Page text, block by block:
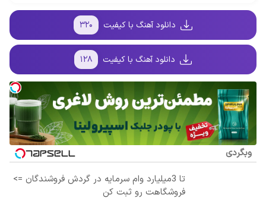
دانلود آهنگ با کیفیت ۳۲۰
دانلود آهنگ با کیفیت ۱۲۸
وبگردی
تا 3میلیارد وام سرمایه در گردش فروشندگان =>
فروشگاهت رو ثبت کن